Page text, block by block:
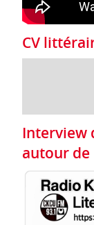
CV
Interview
autour de